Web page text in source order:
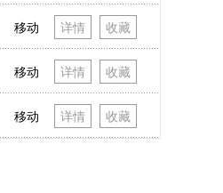
移动 详情 收藏
移动 详情 收藏
移动 详情 收藏